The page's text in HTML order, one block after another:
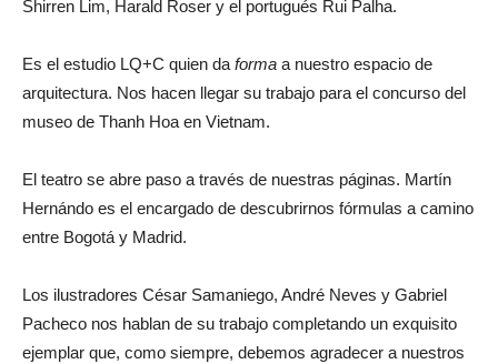
Shirren Lim, Harald Roser y el portugués Rui Palha.
Es el estudio LQ+C quien daforma a nuestro espacio de
arquitectura. Nos hacen llegar su trabajo para el concurso del
museo de Thanh Hoa en Vietnam.
El teatro se abre paso a través de nuestras páginas. Martín
Hernándo es el encargado de descubrirnos fórmulas a camino
entre Bogotá y Madrid.
Los ilustradores César Samaniego, André Neves y Gabriel
Pacheco nos hablan de su trabajo completando un exquisito
ejemplar que, como siempre, debemos agradecer a nuestros